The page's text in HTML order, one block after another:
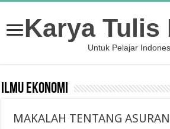
Karya Tulis
Untuk Pelajar
ILMU EKONOMI
MAKALAH TENTANG